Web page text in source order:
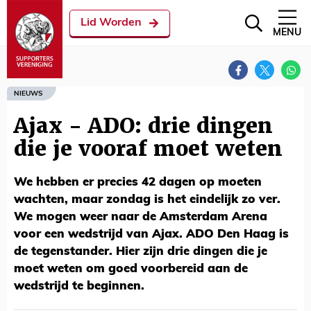
Lid Worden
MENU
NIEUWS
Ajax - ADO: drie dingen
die je vooraf moet weten
We hebben er precies 42 dagen op moeten
wachten, maar zondag is het eindelijk zo ver.
We mogen weer naar de Amsterdam Arena
voor een wedstrijd van Ajax. ADO Den Haag is
de tegenstander. Hier zijn drie dingen die je
moet weten om goed voorbereid aan de
wedstrijd te beginnen.